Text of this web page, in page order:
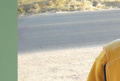
À l’intérieur d’une
Les principes de
La Dianétique : Une